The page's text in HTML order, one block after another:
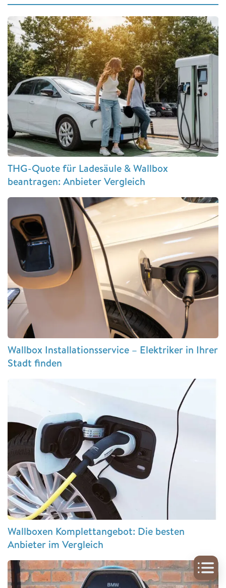
THG-Quote für Ladesäule & Wallbox
beantragen: Anbieter Vergleich
Wallbox Installationsservice – Elektriker in Ihrer
Stadt finden
Wallboxen Komplettangebot: Die besten
Anbieter im Vergleich